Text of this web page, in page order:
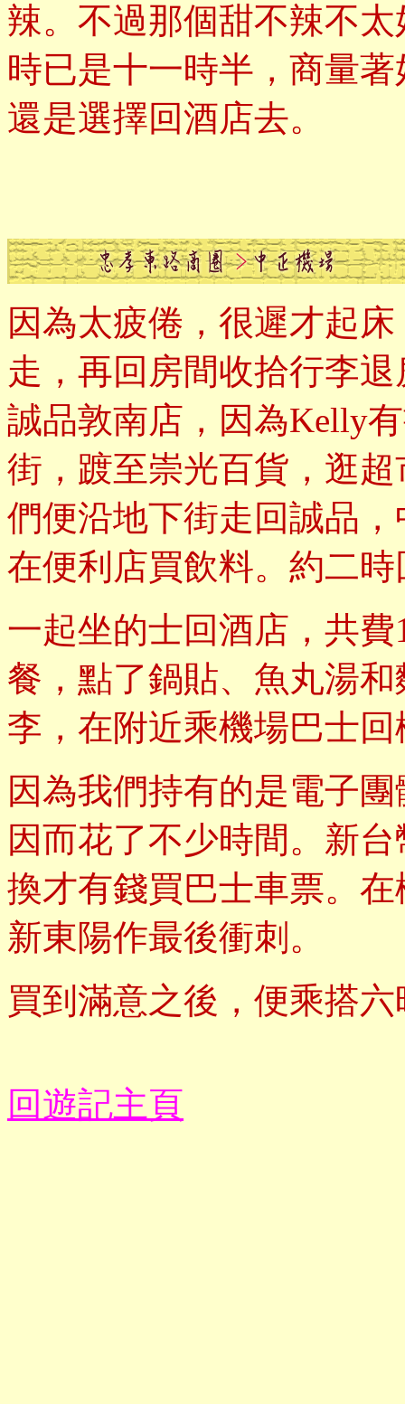
辣。不過那個甜不辣不
時已是十一時半，商量
還是選擇回酒店去。
因為太疲倦，很遲才起
走，再回房間收拾行李
誠品敦南店，因為Kelly
街，踱至崇光百貨，逛
們便沿地下街走回誠品
在便利店買飲料。約二
一起坐的士回酒店，共
餐，點了鍋貼、魚丸湯
李，在附近乘機場巴士
因為我們持有的是電子
因而花了不少時間。新
換才有錢買巴士車票。
新東陽作最後衝刺。
買到滿意之後，便乘搭
回遊記主頁